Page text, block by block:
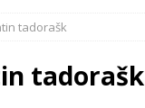
tadorašk
tadorašk